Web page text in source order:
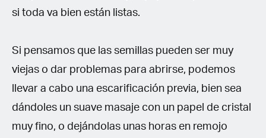
si toda va bien están listas.
Si pensamos que las semillas pueden ser muy
viejas o dar problemas para abrirse, podemos
llevar a cabo una escarificación previa, bien sea
dándoles un suave masaje con un papel de cristal
muy fino, o dejándolas unas horas en remojo